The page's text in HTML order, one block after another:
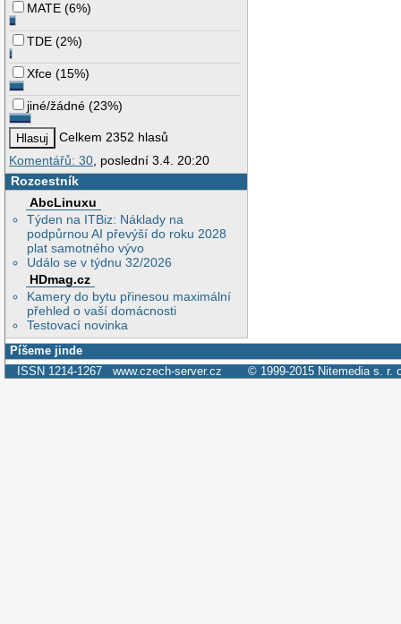
MATE (6%)
TDE (2%)
Xfce (15%)
jiné/žádné (23%)
Celkem 2352 hlasů
Komentářů: 30 , poslední 3.4. 20:20
Rozcestník
AbcLinuxu
Týden na ITBiz: Náklady na
podpůrnou AI převýší do roku 2028
plat samotného vývo
Událo se v týdnu 32/2026
HDmag.cz
Kamery do bytu přinesou maximální
přehled o vaší domácnosti
Testovací novinka
Píšeme jinde
ISSN 1214-1267 www.czech-server.cz © 1999-2015 Nitemedia s. r.